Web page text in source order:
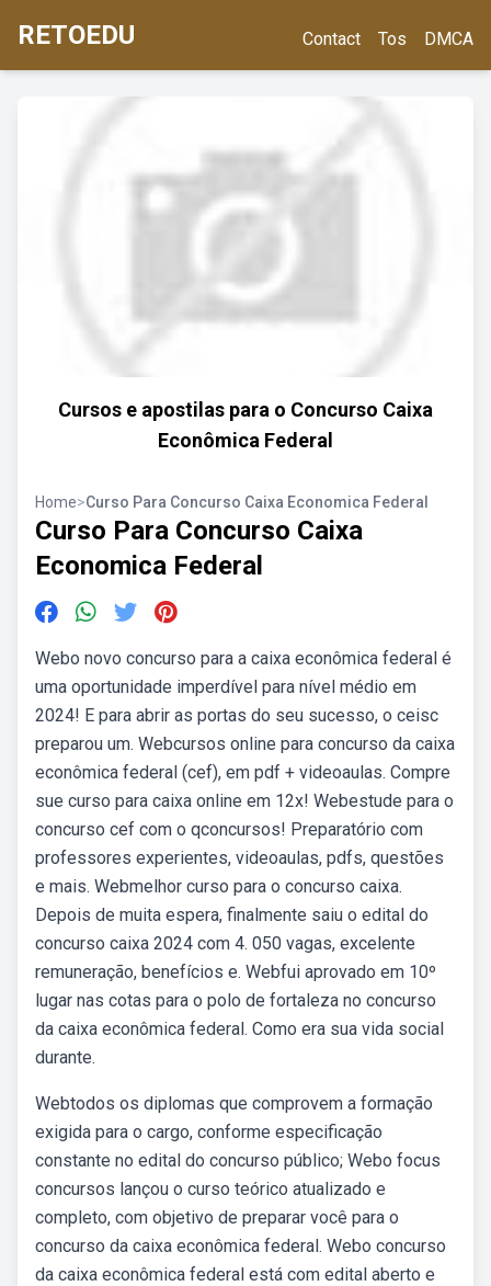
RETOEDU Contact Tos DMCA
Cursos e apostilas para o Concurso Caixa
Econômica Federal
Home>Curso Para Concurso Caixa Economica Federal
Curso Para Concurso Caixa
Economica Federal
Webo novo concurso para a caixa econômica federal é
uma oportunidade imperdível para nível médio em
2024! E para abrir as portas do seu sucesso, o ceisc
preparou um. Webcursos online para concurso da caixa
econômica federal (cef), em pdf + videoaulas. Compre
sue curso para caixa online em 12x! Webestude para o
concurso cef com o qconcursos! Preparatório com
professores experientes, videoaulas, pdfs, questões
e mais. Webmelhor curso para o concurso caixa.
Depois de muita espera, finalmente saiu o edital do
concurso caixa 2024 com 4. 050 vagas, excelente
remuneração, benefícios e. Webfui aprovado em 10º
lugar nas cotas para o polo de fortaleza no concurso
da caixa econômica federal. Como era sua vida social
durante.
Webtodos os diplomas que comprovem a formação
exigida para o cargo, conforme especificação
constante no edital do concurso público; Webo focus
concursos lançou o curso teórico atualizado e
completo, com objetivo de preparar você para o
concurso da caixa econômica federal. Webo concurso
da caixa econômica federal está com edital aberto e